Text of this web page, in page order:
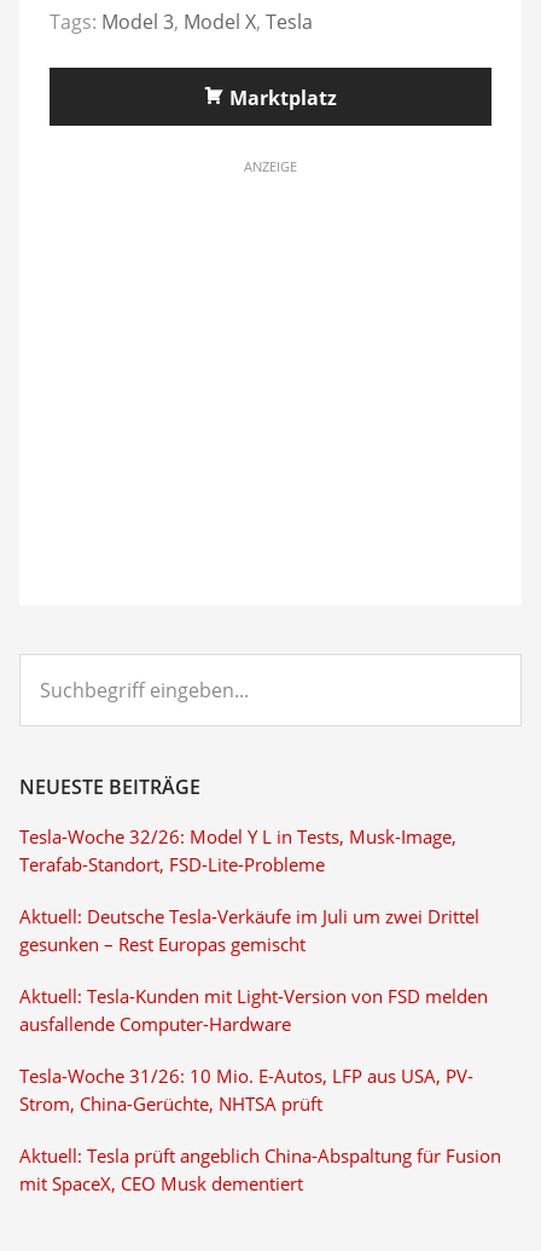
Tags: Model 3, Model X, Tesla
Marktplatz
ANZEIGE
eingeben...
NEUESTE BEITRÄGE
Tesla-Woche 32/26: Model Y L in Tests, Musk-Image,
Terafab-Standort, FSD-Lite-Probleme
Aktuell: Deutsche Tesla-Verkäufe im Juli um zwei Drittel
gesunken – Rest Europas gemischt
Aktuell: Tesla-Kunden mit Light-Version von FSD melden
ausfallende Computer-Hardware
Tesla-Woche 31/26: 10 Mio. E-Autos, LFP aus USA, PV-
Strom, China-Gerüchte, NHTSA prüft
Aktuell: Tesla prüft angeblich China-Abspaltung für Fusion
mit SpaceX, CEO Musk dementiert